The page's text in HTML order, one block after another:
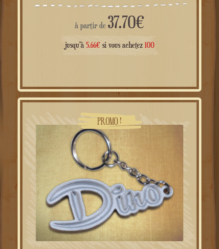
à partir de 37.70€
jusqu'à 5.66€si vous achetez 100
PROMO !